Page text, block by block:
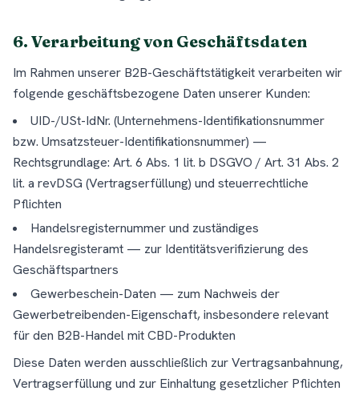
6. Verarbeitung von Geschäftsdaten
Im Rahmen unserer B2B-Geschäftstätigkeit verarbeiten wir
folgende geschäftsbezogene Daten unserer Kunden:
UID-/USt-IdNr. (Unternehmens-Identifikationsnummer
bzw. Umsatzsteuer-Identifikationsnummer) —
Rechtsgrundlage: Art. 6 Abs. 1 lit. b DSGVO / Art. 31 Abs. 2
lit. a revDSG (Vertragserfüllung) und steuerrechtliche
Pflichten
Handelsregisternummer und zuständiges
Handelsregisteramt — zur Identitätsverifizierung des
Geschäftspartners
Gewerbeschein-Daten — zum Nachweis der
Gewerbetreibenden-Eigenschaft, insbesondere relevant
für den B2B-Handel mit CBD-Produkten
Diese Daten werden ausschließlich zur Vertragsanbahnung,
Vertragserfüllung und zur Einhaltung gesetzlicher Pflichten